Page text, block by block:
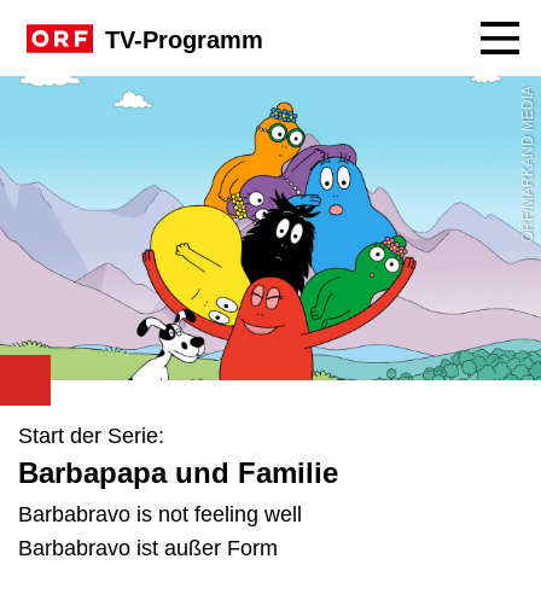
TV-Programm
ORF/MARKAND MEDIA
Start der Serie:
Barbapapa und Familie
Barbabravo is not feeling well
Barbabravo ist außer Form